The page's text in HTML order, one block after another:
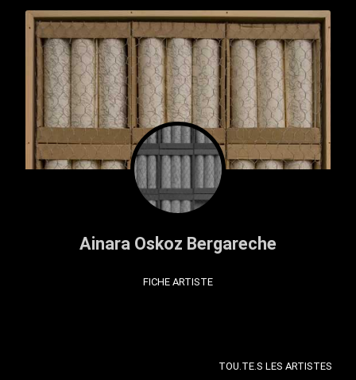
Ainara Oskoz Bergareche
FICHE ARTISTE
TOU.TE.S LES ARTISTES